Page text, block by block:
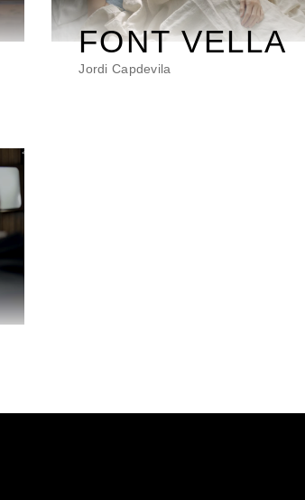
FONT VELLA
Jordi Capdevila